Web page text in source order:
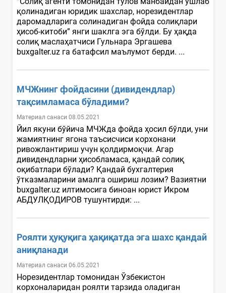
қолинадиган юридик шахслар, норезидентлар
даромадларига солинадиган фойда солиқлари
ҳисоб-китоби” янги шаклга эга бўлди. Бу ҳақда
солиқ маслаҳатчиси Гульнара Эргашева
buxgalter.uz га батафсил маълумот берди. ...
МЧЖнинг фойдасини (дивидендлар)
тақсимламаса бўладими?
Материал санаси 08.05.2021
Йил якуни бўйича МЧЖда фойда ҳосил бўлди, уни
жамиятнинг ягона таъсисчиси корхонани
ривожлантириш учун қолдирмоқчи. Агар
дивидендларни ҳисобламаса, қандай солиқ
оқибатлари бўлади? Қандай бухгалтерия
ўтказмаларини амалга ошириш лозим? Вазиятни
buxgalter.uz илтимосига биноан юрист Икром
АБДУЛҚОДИРОВ тушунтирди: ...
Роялти ҳуқуқига ҳақиқатда эга шахс қандай
аниқланади
Материал санаси 06.05.2021
Норезидентлар томонидан Ўзбекистон
корхоналаридан роялти тарзида оладиган